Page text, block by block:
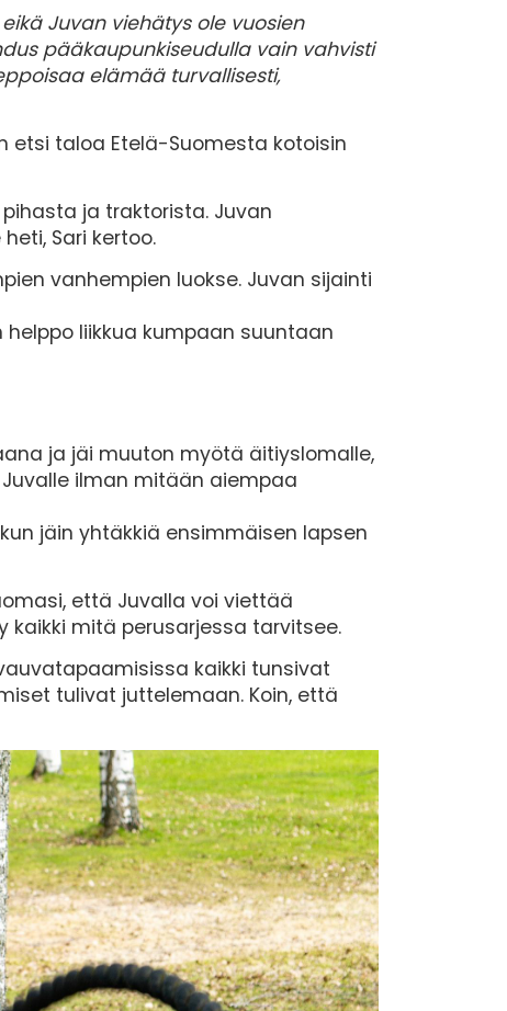
Juvan viehätys ole vuosien
pääkaupunkiseudulla vain vahvisti
elämää turvallisesti,
etsi taloa Etelä-Suomesta kotoisin
ja traktorista. Juvan
Sari kertoo.
vanhempien luokse. Juvan sijainti
liikkua kumpaan suuntaan
ja jäi muuton myötä äitiyslomalle,
ilman mitään aiempaa
jäin yhtäkkiä ensimmäisen lapsen
että Juvalla voi viettää
mitä perusarjessa tarvitsee.
kaikki tunsivat
tulivat juttelemaan. Koin, että